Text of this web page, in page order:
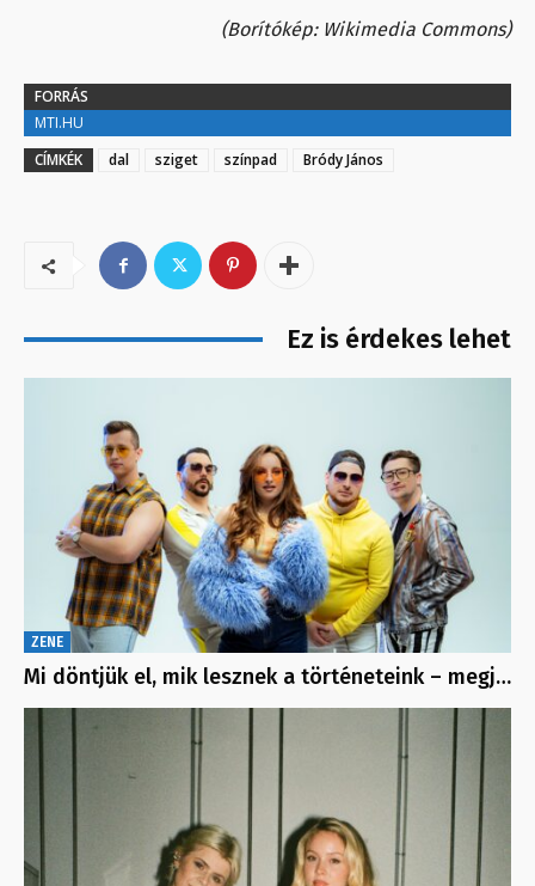
(Borítókép: Wikimedia Commons)
FORRÁS
MTI.HU
CÍMKÉK
dal sziget színpad Bródy János
Ez is érdekes lehet
ZENE
Mi döntjük el, mik lesznek a történeteink – megj…